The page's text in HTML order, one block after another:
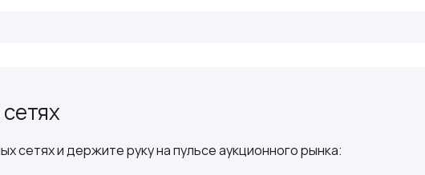
сетях и держите руку на пульсе аукционного рынка: